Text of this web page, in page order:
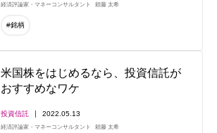
経済評論家・マネーコンサルタント 頼藤 太希
#銘柄
米国株をはじめるなら、投資信託が
おすすめなワケ
投資信託 2022.05.13
経済評論家・マネーコンサルタント 頼藤 太希